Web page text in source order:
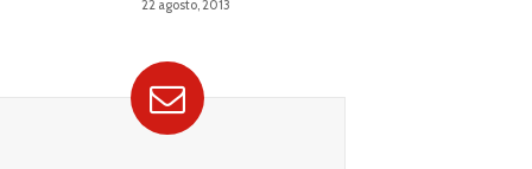
22 agosto, 2013